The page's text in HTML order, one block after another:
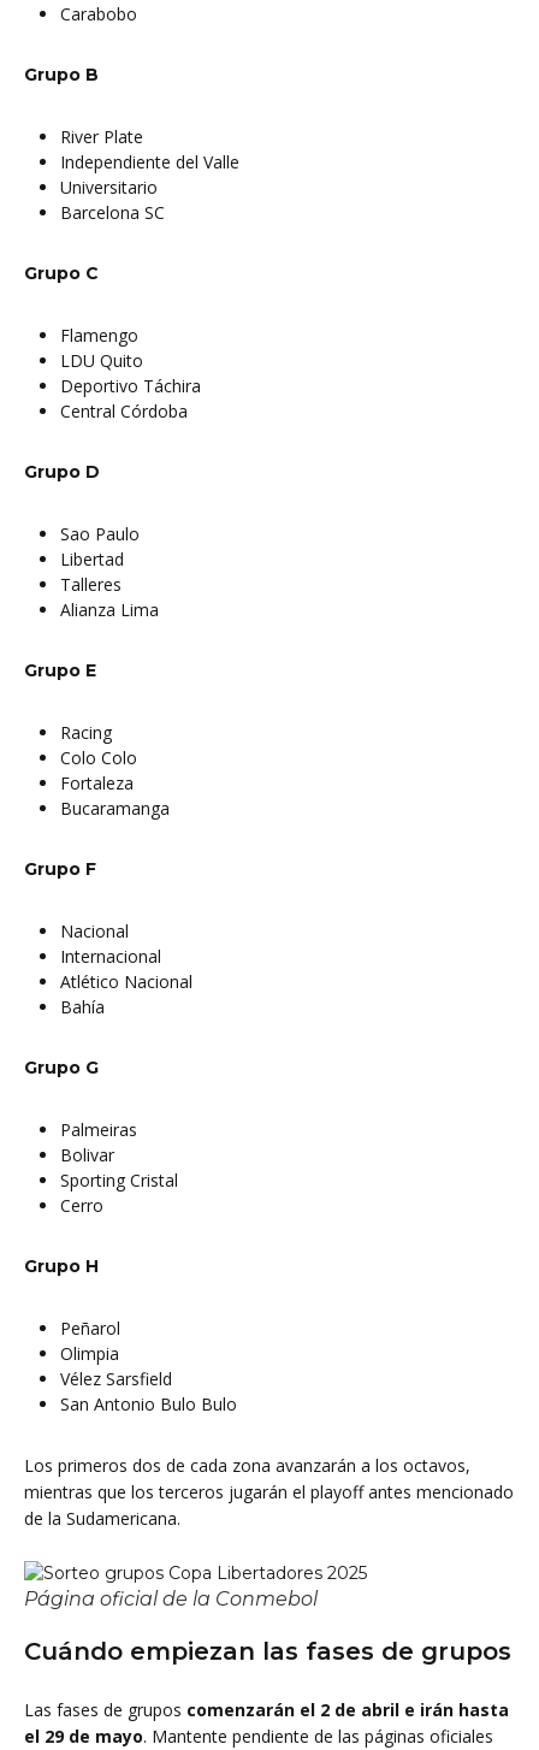
Carabobo
Grupo B
River Plate
Independiente del Valle
Universitario
Barcelona SC
Grupo C
Flamengo
LDU Quito
Deportivo Táchira
Central Córdoba
Grupo D
Sao Paulo
Libertad
Talleres
Alianza Lima
Grupo E
Racing
Colo Colo
Fortaleza
Bucaramanga
Grupo F
Nacional
Internacional
Atlético Nacional
Bahía
Grupo G
Palmeiras
Bolivar
Sporting Cristal
Cerro
Grupo H
Peñarol
Olimpia
Vélez Sarsfield
San Antonio Bulo Bulo
Los primeros dos de cada zona avanzarán a los octavos,
mientras que los terceros jugarán el playoff antes mencionado
de la Sudamericana.
Página oficial de la Conmebol
Cuándo empiezan las fases de grupos
Las fases de grupos comenzarán el 2 de abril e irán hasta
el 29 de mayo. Mantente pendiente de las páginas oficiales